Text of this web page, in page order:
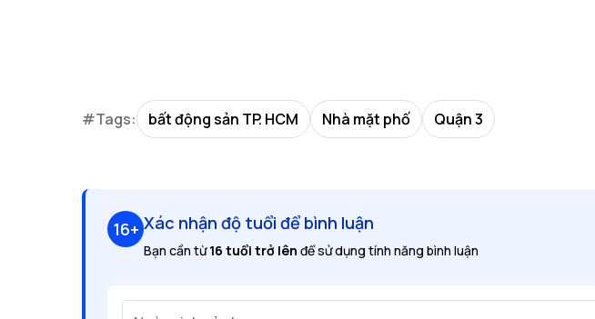
#Tags: bất động sản TP. HCM Nhà mặt phố Quận 3
16+ Xác nhận độ tuổi để bình luận
Bạn cần từ16 tuổi trở lên để sử dụng tính năng bình luận